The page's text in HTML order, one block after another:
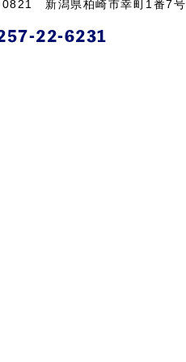
新潟県柏崎市幸町1番7号
22-6231